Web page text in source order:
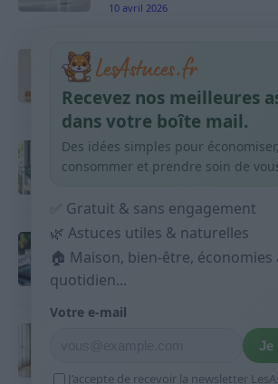
10 avril 2026
Taches pigmentaires :
habitudes qui aident
9 avril 2026
Produits ménagers :
courses sans acheter 10
Budget mensuel : méthode
répartir son salaire dès le
9 avril 2026
Sport 10 minutes par jour
9 avril 2026
Recevez nos meilleures
dans votre boîte mail.
Des idées simples pour
consommer et prendre soin de
✅ Gratuit & sans engagement
🌿 Astuces utiles & naturelles
🏠 Maison, bien-être, économies
quotidien...
Votre e-mail
Je
J’accepte de recevoir la newsletter